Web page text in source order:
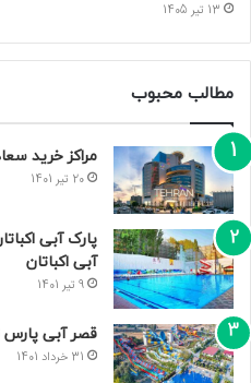
13 تیر 1405
مطالب محبوب
مراکز خرید
20 تیر 1401
پارک آبی
آبی اکباتان
9 تیر 1401
قصر آبی پارس
31 خرداد 1401